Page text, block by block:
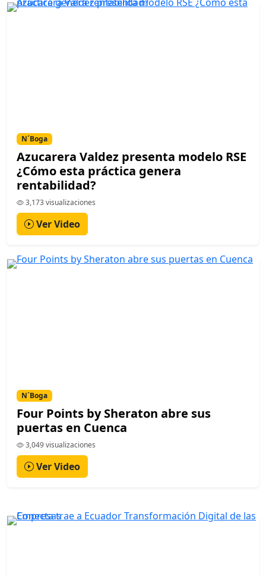
N´Boga
Azucarera Valdez presenta modelo RSE
¿Cómo esta práctica genera
rentabilidad?
3,173 visualizaciones
Ver Video
N´Boga
Four Points by Sheraton abre sus
puertas en Cuenca
3,049 visualizaciones
Ver Video